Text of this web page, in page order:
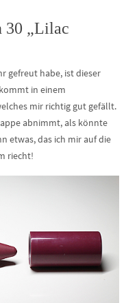
30 „Lilac
gefreut habe, ist dieser
in einem
mir richtig gut gefällt.
abnimmt, als könnte
etwas, das ich mir auf die
riecht!